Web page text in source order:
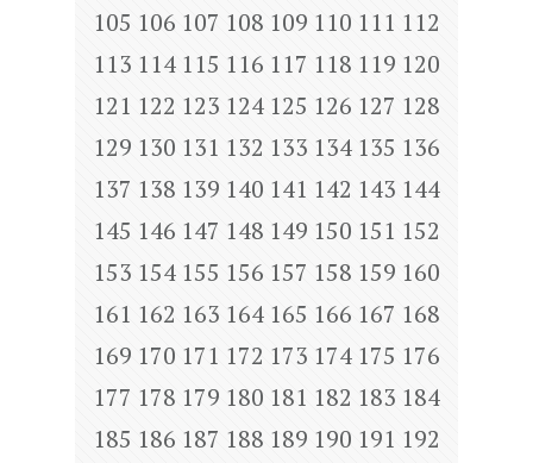
105 106 107 108 109 110 111 112
113 114 115 116 117 118 119 120
121 122 123 124 125 126 127 128
129 130 131 132 133 134 135 136
137 138 139 140 141 142 143 144
145 146 147 148 149 150 151 152
153 154 155 156 157 158 159 160
161 162 163 164 165 166 167 168
169 170 171 172 173 174 175 176
177 178 179 180 181 182 183 184
185 186 187 188 189 190 191 192